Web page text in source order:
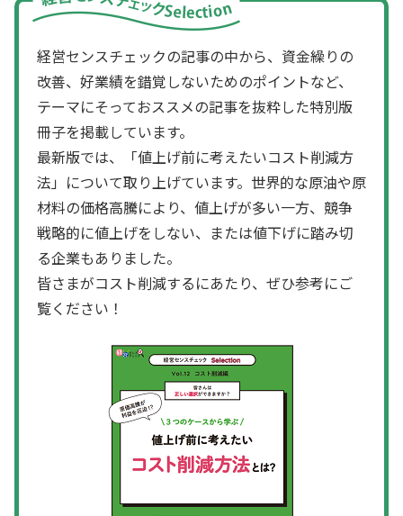
経営センスチェックの記事の中から、資金繰りの
改善、好業績を錯覚しないためのポイントなど、
テーマにそっておススメの記事を抜粋した特別版
冊子を掲載しています。
最新版では、「値上げ前に考えたいコスト削減方
法」について取り上げています。世界的な原油や原
材料の価格高騰により、値上げが多い一方、競争
戦略的に値上げをしない、または値下げに踏み切
る企業もありました。
皆さまがコスト削減するにあたり、ぜひ参考にご
覧ください！